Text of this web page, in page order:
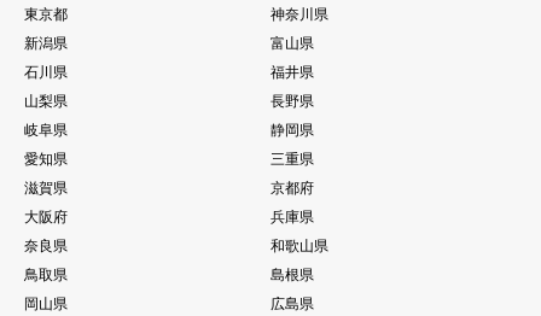
東京都
神奈川県
新潟県
富山県
石川県
福井県
山梨県
長野県
岐阜県
静岡県
愛知県
三重県
滋賀県
京都府
大阪府
兵庫県
奈良県
和歌山県
鳥取県
島根県
岡山県
広島県